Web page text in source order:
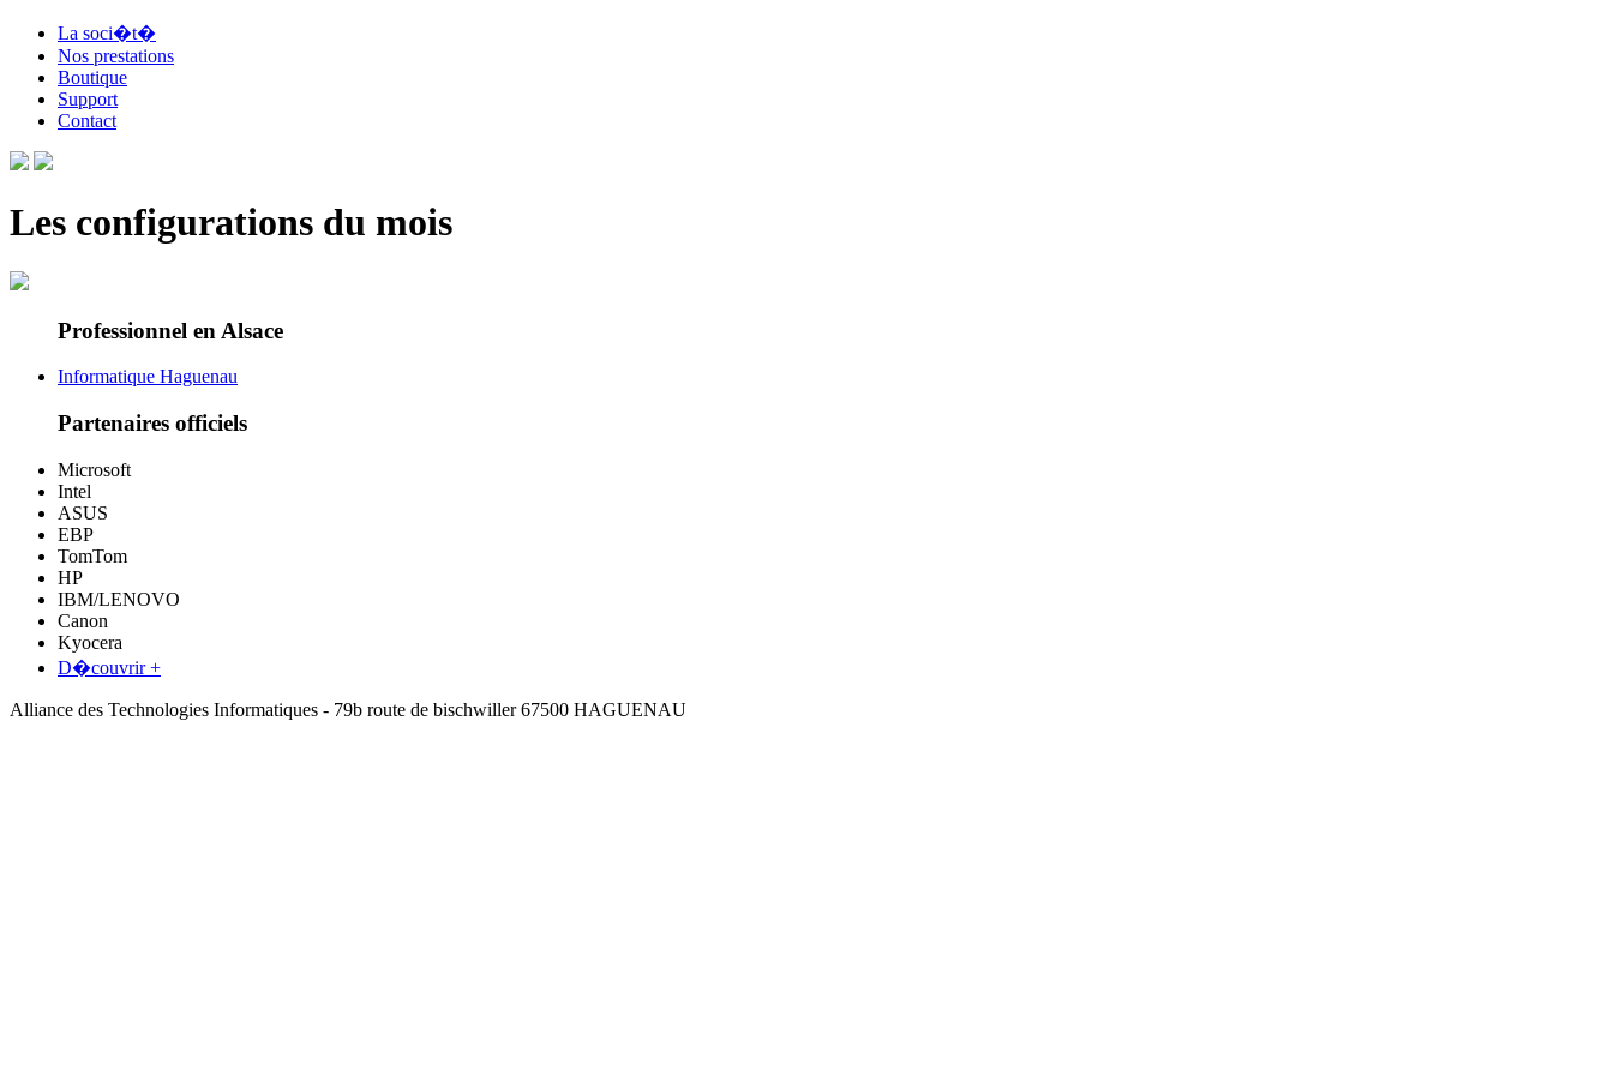
La soci�t�
Nos prestations
Boutique
Support
Contact
Les configurations du mois
Professionnel en Alsace
Informatique Haguenau
Partenaires officiels
Microsoft
Intel
ASUS
EBP
TomTom
HP
IBM/LENOVO
Canon
Kyocera
D�couvrir +
Alliance des Technologies Informatiques - 79b route de bischwiller 67500 HAGUENAU